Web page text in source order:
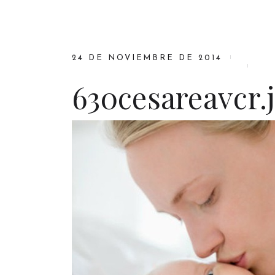
24 DE NOVIEMBRE DE 2014